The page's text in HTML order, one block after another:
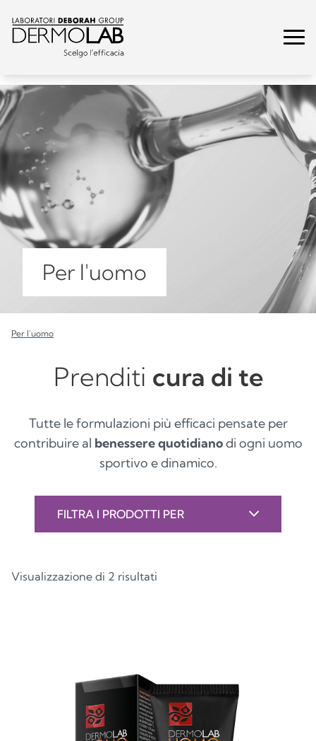
Per l'uomo
Per l'uomo
Prenditi cura di te
Tutte le formulazioni più efficaci pensate per
contribuire al benessere quotidianodi ogni uomo
sportivo e dinamico.
FILTRA I PRODOTTI PER
Visualizzazione di 2 risultati